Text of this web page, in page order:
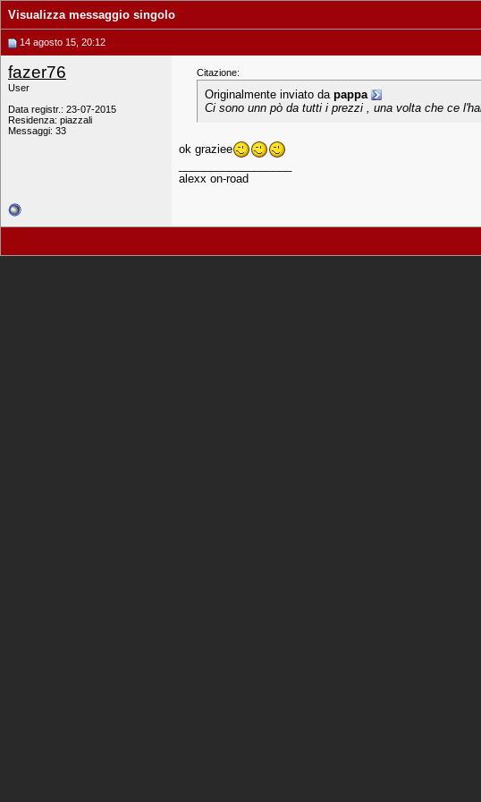
Visualizza messaggio singolo
14 agosto 15, 20:12
fazer76
User
Data registr.: 23-07-2015
Residenza: piazzali
Messaggi: 33
Citazione:
Originalmente inviato da pappa
Ci sono unn pò da tutti i prezzi , una volta che ce
ok graziee
alexx on-road